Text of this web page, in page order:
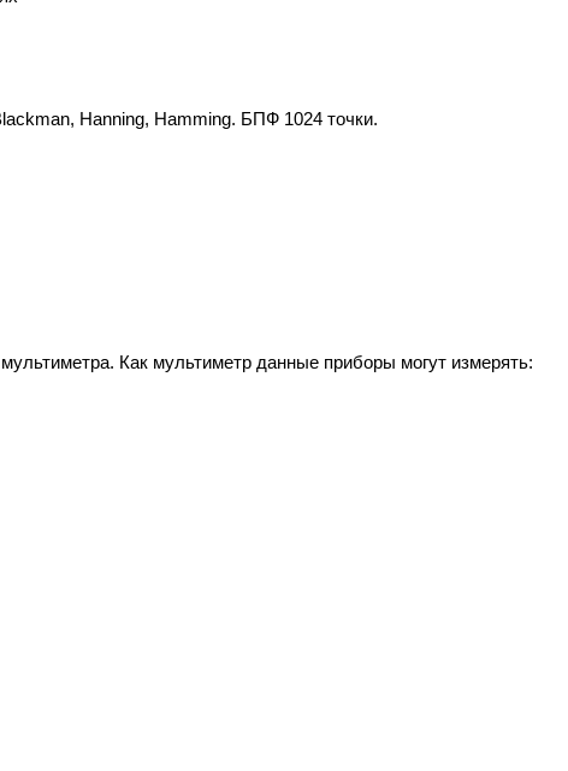
Hanning, Hamming. БПФ 1024 точки.
Как мультиметр данные приборы могут измерять: